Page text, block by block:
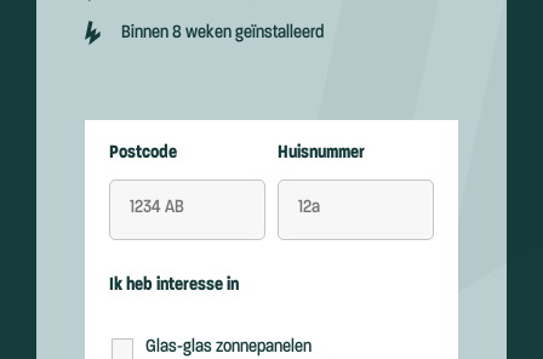
Binnen 8 weken geïnstalleerd
Postcode Huisnummer
Ik heb interesse in
Glas-glas zonnepanelen